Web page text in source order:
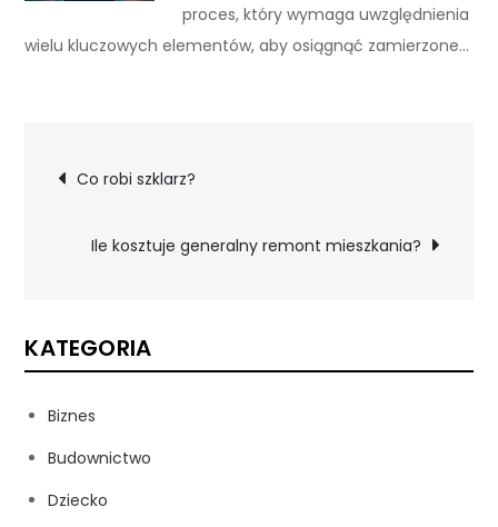
proces, który wymaga uwzględnienia
wielu kluczowych elementów, aby osiągnąć zamierzone…
Nawigacja
wpisu
Co robi szklarz?
Ile kosztuje generalny remont mieszkania?
KATEGORIA
Biznes
Budownictwo
Dziecko